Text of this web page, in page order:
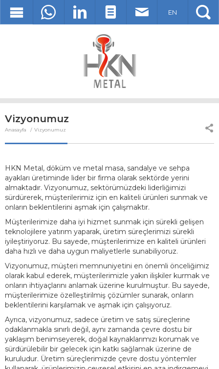
EN
Vizyonumuz
Anasayfa Vizyonumuz
HKN Metal, döküm ve metal masa, sandalye ve sehpa
ayakları üretiminde lider bir firma olarak sektörde yerini
almaktadır. Vizyonumuz, sektörümüzdeki liderliğimizi
sürdürerek, müşterilerimiz için en kaliteli ürünleri sunmak ve
onların beklentilerini aşmak için çalışmaktır.
Müşterilerimize daha iyi hizmet sunmak için sürekli gelişen
teknolojilere yatırım yaparak, üretim süreçlerimizi sürekli
iyileştiriyoruz. Bu sayede, müşterilerimize en kaliteli ürünleri
daha hızlı ve daha uygun maliyetlerle sunabiliyoruz.
Vizyonumuz, müşteri memnuniyetini en önemli önceliğimiz
olarak kabul ederek, müşterilerimizle yakın ilişkiler kurmak ve
onların ihtiyaçlarını anlamak üzerine kurulmuştur. Bu sayede,
müşterilerimize özelleştirilmiş çözümler sunarak, onların
beklentilerini karşılamak ve aşmak için çalışıyoruz.
Ayrıca, vizyonumuz, sadece üretim ve satış süreçlerine
odaklanmakla sınırlı değil, aynı zamanda çevre dostu bir
yaklaşım benimseyerek, doğal kaynaklarımızı korumak ve
sürdürülebilir bir gelecek için katkı sağlamak üzerine de
kuruludur. Üretim süreçlerimizde çevre dostu yöntemler